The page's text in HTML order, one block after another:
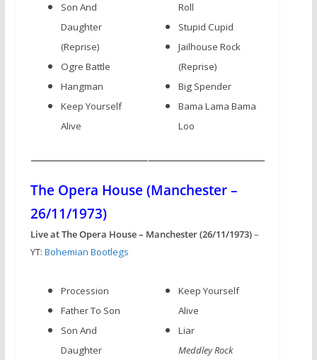
Son And
Daughter
(Reprise)
Ogre Battle
Hangman
Keep Yourself
Alive
Roll
Stupid Cupid
Jailhouse Rock
(Reprise)
Big Spender
Bama Lama Bama
Loo
The Opera House (Manchester –
26/11/1973)
Live at The Opera House – Manchester (26/11/1973)–
YT: Bohemian Bootlegs
Procession
Father To Son
Son And
Daughter
Keep Yourself
Alive
Liar
Meddley Rock